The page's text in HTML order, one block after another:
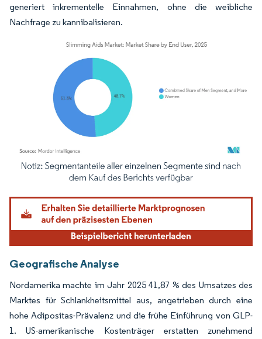
generiert inkrementelle Einnahmen, ohne die weibliche
Nachfrage zu kannibalisieren.
Bild © Mordor Intelligence. Wiederverwendung erfordert Namensnennung
Geografische Analyse
Nordamerika machte im Jahr 2025 41,87 % des Umsatzes des
Marktes für Schlankheitsmittel aus, angetrieben durch eine
hohe Adipositas-Prävalenz und die frühe Einführung von GLP-
1. US-amerikanische Kostenträger erstatten zunehmend